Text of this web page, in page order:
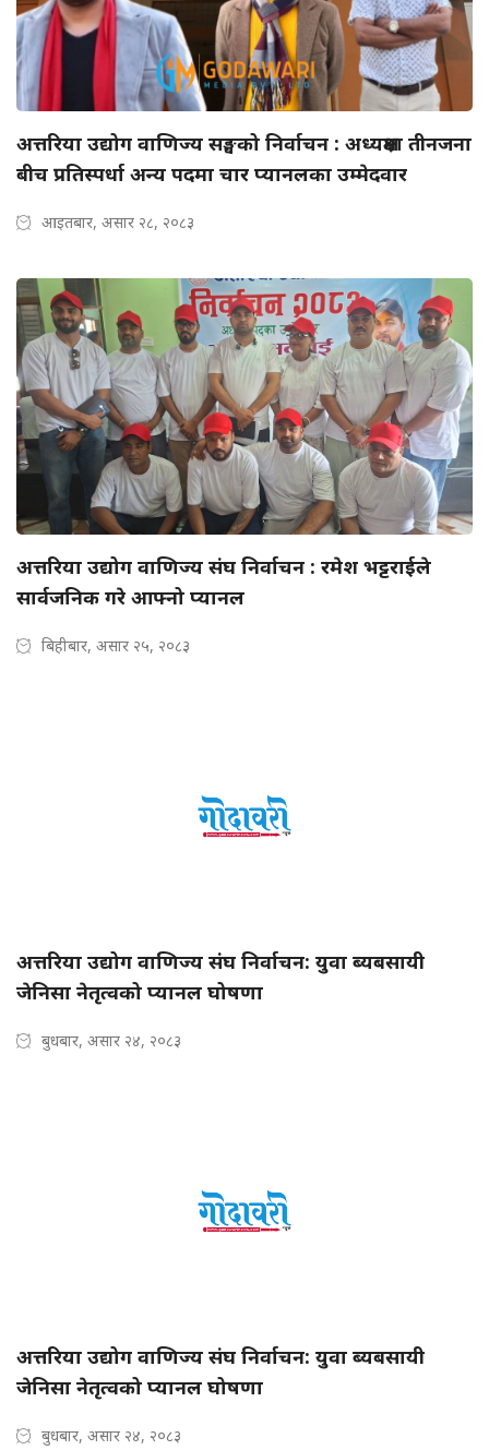
अत्तरिया उद्योग वाणिज्य सङ्घको निर्वाचन : अध्यक्षमा तीनजना
बीच प्रतिस्पर्धा अन्य पदमा चार प्यानलका उम्मेदवार
आइतबार, असार २८, २०८३
अत्तरिया उद्योग वाणिज्य संघ निर्वाचन : रमेश भट्टराईले
सार्वजनिक गरे आफ्नो प्यानल
बिहीबार, असार २५, २०८३
अत्तरिया उद्योग वाणिज्य संघ निर्वाचन: युवा ब्यबसायी
जेनिसा नेतृत्वको प्यानल घोषणा
बुधबार, असार २४, २०८३
अत्तरिया उद्योग वाणिज्य संघ निर्वाचन: युवा ब्यबसायी
जेनिसा नेतृत्वको प्यानल घोषणा
बुधबार, असार २४, २०८३